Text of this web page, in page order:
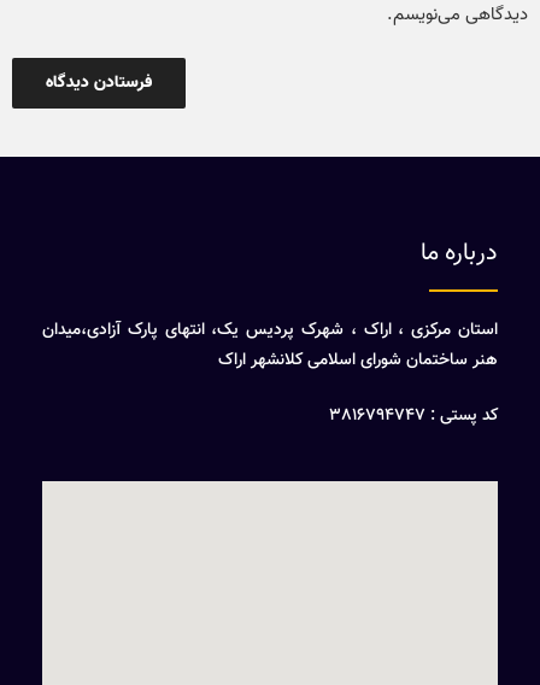
دیدگاهی می‌نویسم.
درباره ما
استان مرکزی ، اراک ، شهرک پردیس یک، انتهای پارک آزادی،میدان
هنر ساختمان شورای اسلامی کلانشهر اراک
کد پستی : 3816794747